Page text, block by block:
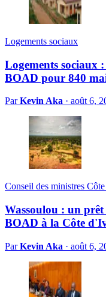
Logements sociaux
Logements sociaux
BOAD pour 840
ParKevin Aka · août 6,
Conseil des ministres
Wassoulou : un
BOAD à la Côte
ParKevin Aka · août 6,